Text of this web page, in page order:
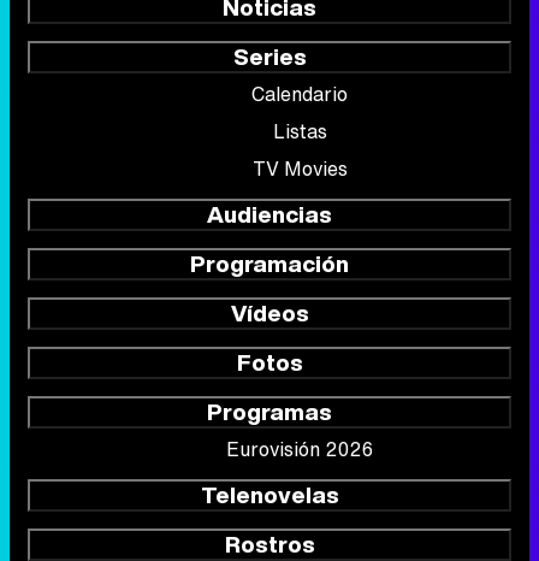
Noticias
Series
Calendario
Listas
TV Movies
Audiencias
Programación
Vídeos
Fotos
Programas
Eurovisión 2026
Telenovelas
Rostros